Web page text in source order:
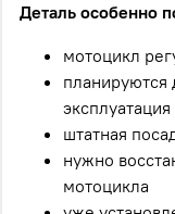
Деталь особенно
мотоцикл
планируются
эксплуатация
штатная
нужно
мотоцикла